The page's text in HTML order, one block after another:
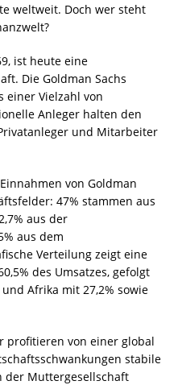
weltweit. Doch wer steht
ist heute eine
Die Goldman Sachs
einer Vielzahl von
Anleger halten den
und Mitarbeiter
von Goldman
47% stammen aus
aus der
aus dem
Verteilung zeigt eine
des Umsatzes, gefolgt
Afrika mit 27,2% sowie
profitieren von einer global
stabile
der Muttergesellschaft